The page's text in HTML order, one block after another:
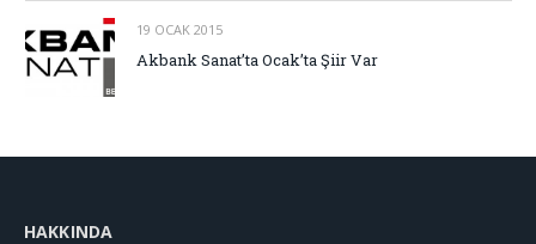
19 OCAK 2015
Akbank Sanat’ta Ocak’ta Şiir Var
HAKKINDA